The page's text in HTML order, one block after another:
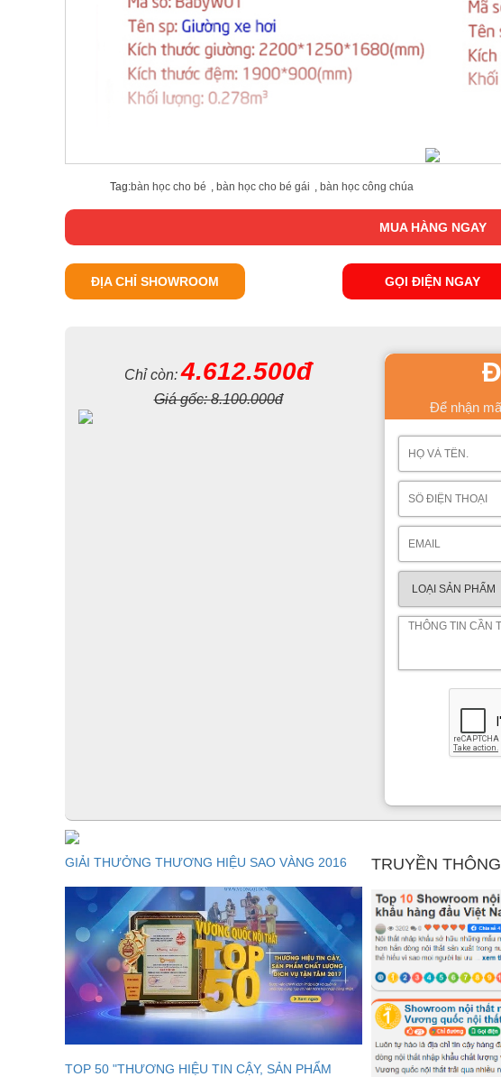
Tag:bàn học cho bé , bàn học cho bé gái , bàn học công chúa
MUA HÀNG NGAY
ĐỊA CHỈ SHOWROOM GỌI ĐIỆN NGAY
Chỉ còn:4.612.500đ
Giá gốc:8.100.000đ
Để nhận
GIẢI THƯỞNG THƯƠNG HIỆU SAO VÀNG 2016
TOP 50 "THƯƠNG HIỆU TIN CẬY, SẢN PHẨM
TRUYỀN